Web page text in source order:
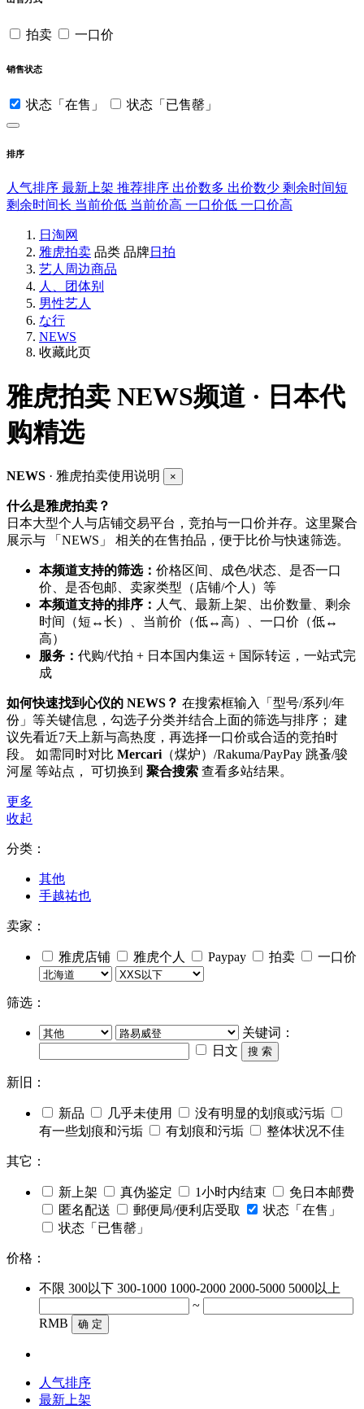
拍卖 一口价
销售状态
状态「在售」 状态「已售罄」
排序
人气排序 最新上架 推荐排序 出价数多 出价数少 剩余时间短
剩余时间长 当前价低 当前价高 一口价低 一口价高
日淘网
雅虎拍卖 品类 品牌日拍
艺人周边商品
人、团体别
男性艺人
な行
NEWS
收藏此页
雅虎拍卖 NEWS频道 · 日本代
购精选
NEWS · 雅虎拍卖使用说明 ×
什么是雅虎拍卖？
日本大型个人与店铺交易平台，竞拍与一口价并存。这里聚合
展示与 「NEWS」 相关的在售拍品，便于比价与快速筛选。
本频道支持的筛选： 价格区间、成色/状态、是否一口
价、是否包邮、卖家类型（店铺/个人）等
本频道支持的排序： 人气、最新上架、出价数量、剩余
时间（短↔长）、当前价（低↔高）、一口价（低↔
高）
服务： 代购/代拍 + 日本国内集运 + 国际转运，一站式完
成
如何快速找到心仪的 NEWS？ 在搜索框输入「型号/系列/年
份」等关键信息，勾选子分类并结合上面的筛选与排序； 建
议先看近7天上新与高热度，再选择一口价或合适的竞拍时
段。 如需同时对比 Mercari （煤炉）/Rakuma/PayPay 跳蚤/骏
河屋 等站点， 可切换到 聚合搜索 查看多站结果。
更多
收起
分类：
其他
手越祐也
卖家：
雅虎店铺 雅虎个人 Paypay 拍卖 一口价
筛选：
关键词：
日文
搜 索
新旧：
新品 几乎未使用
没有明显的划痕或污垢
有一些划痕和污垢
有划痕和污垢 整体状况不佳
其它：
新上架 真伪鉴定 1小时内结束
免日本邮费
匿名配送
郵便局/便利店受取
状态「在售」
状态「已售罄」
价格：
不限 300以下 300-1000 1000-2000 2000-5000 5000以上
~
RMB
确 定
人气排序
最新上架